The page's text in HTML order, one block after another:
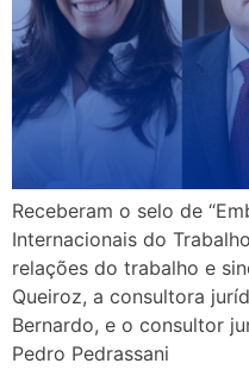
Receberam o selo de
Internacionais do
relações do trabalho e
Queiroz, a consultora
Bernardo, e o consultor
Pedro Pedrassani